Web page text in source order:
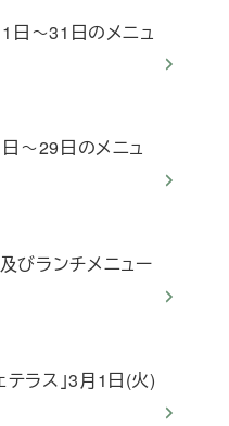
1日～31日のメニュ
日～29日のメニュ
びランチメニュー
テラス」3月1日(火)